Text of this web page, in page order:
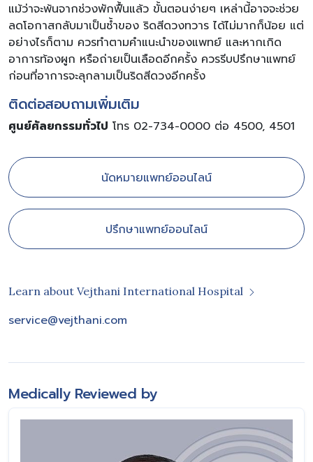
แม้ว่าจะพ้นจากช่วงพักฟื้นแล้ว ขั้นตอนง่ายๆ เหล่านี้อาจจะช่วย
ลดโอกาสกลับมาเป็นซ้ำของ ริดสีดวงทวาร ได้ไม่มากก็น้อย แต่
อย่างไรก็ตาม ควรทำตามคำแนะนำของแพทย์ และหากเกิด
อาการท้องผูก หรือถ่ายเป็นเลือดอีกครั้ง ควรรีบปรึกษาแพทย์
ก่อนที่อาการจะลุกลามเป็นริดสีดวงอีกครั้ง
ติดต่อสอบถามเพิ่มเติม
ศูนย์ศัลยกรรมทั่วไป โทร 02-734-0000 ต่อ 4500, 4501
นัดหมายแพทย์ออนไลน์
ปรึกษาแพทย์ออนไลน์
Learn about Vejthani International Hospital
service@vejthani.com
Medically Reviewed by